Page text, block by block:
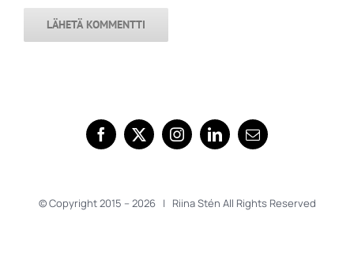
© Copyright 2015 – 2026 | Riina Stén All Rights Reserved